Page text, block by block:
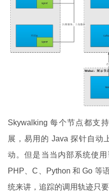
Skywalking 每个节点都支
展，易用的 Java 探针自动
动。但是当当内部系统使
PHP、C、Python 和 Go 等
统来讲，追踪的调用轨迹只